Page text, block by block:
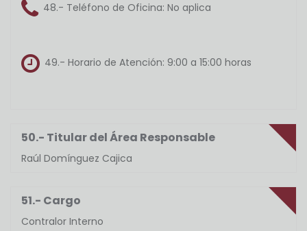
48.- Teléfono de Oficina: No aplica
49.- Horario de Atención: 9:00 a 15:00 horas
50.- Titular del Área Responsable
Raúl Domínguez Cajica
51.- Cargo
Contralor Interno